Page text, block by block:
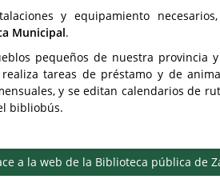
y equipamiento
Municipal.
pequeños de nuestra provincia
tareas de préstamo y de
y se editan calendarios de
bibliobús.
a la web de la Biblioteca pública de